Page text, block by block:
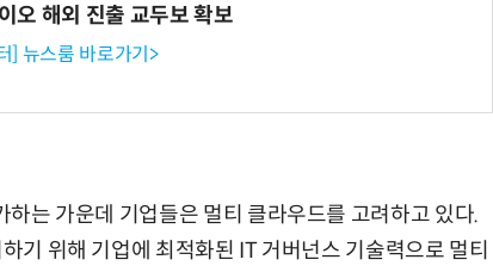
오 해외 진출 교두보 확보
] 뉴스룸 바로가기>
는 가운데 기업들은 멀티 클라우드를 고려하고 있다.
기 위해 기업에 최적화된 IT 거버넌스 기술력으로 멀티